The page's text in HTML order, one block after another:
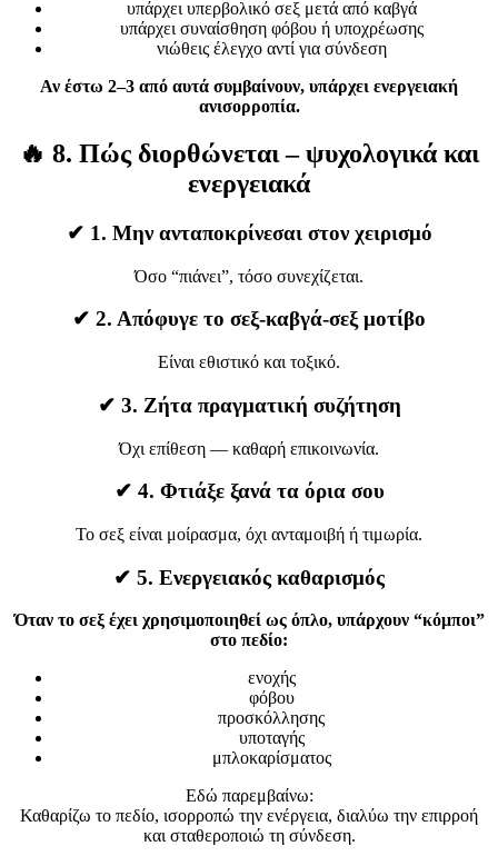
υπάρχει υπερβολικό σεξ μετά από καβγά
υπάρχει συναίσθηση φόβου ή υποχρέωσης
νιώθεις έλεγχο αντί για σύνδεση
Αν έστω 2–3 από αυτά συμβαίνουν, υπάρχει ενεργειακή
ανισορροπία.
🔥 8. Πώς διορθώνεται – ψυχολογικά και
ενεργειακά
✔ 1. Μην ανταποκρίνεσαι στον χειρισμό
Όσο “πιάνει”, τόσο συνεχίζεται.
✔ 2. Απόφυγε το σεξ-καβγά-σεξ μοτίβο
Είναι εθιστικό και τοξικό.
✔ 3. Ζήτα πραγματική συζήτηση
Όχι επίθεση — καθαρή επικοινωνία.
✔ 4. Φτιάξε ξανά τα όρια σου
Το σεξ είναι μοίρασμα, όχι ανταμοιβή ή τιμωρία.
✔ 5. Ενεργειακός καθαρισμός
Όταν το σεξ έχει χρησιμοποιηθεί ως όπλο, υπάρχουν “κόμποι”
στο πεδίο:
ενοχής
φόβου
προσκόλλησης
υποταγής
μπλοκαρίσματος
Εδώ παρεμβαίνω:
Καθαρίζω το πεδίο, ισορροπώ την ενέργεια, διαλύω την επιρροή
και σταθεροποιώ τη σύνδεση.